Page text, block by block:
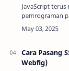
JavaScript
pemrograman
pengembangan
pesatnya
Cara Pasang
Webfig)